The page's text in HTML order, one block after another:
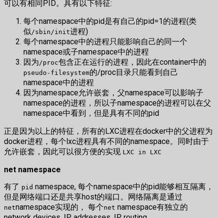
可以有相同PID。具有以下特征:
每个namespace中的pid是有自己的pid=1的进程(类
似 /sbin/init进程)
每个namespace中的进程只能影响自己的同一个
namespace或子namespace中的进程
因为 /proc包含正在运行的进程，因此在container中的
pseudo-filesystem的/proc目录只能看到自己
namespace中的进程
因为namespace允许嵌套，父namespace可以影响子
namespace的进程，所以子namespace的进程可以在父
namespace中看到，但是具有不同的pid
正是因为以上的特征，所有的LXC进程在docker中的父进程为
docker进程，每个lxc进程具有不同的namespace。同时由于
允许嵌套，因此可以很方便的实现 LXC in LXC
net namespace
有了 pid namespace, 每个namespace中的pid能够相互隔离，
但是网络端口还是共享host的端口。网络隔离是通过
netnamespace实现的， 每个net namespace有独立的